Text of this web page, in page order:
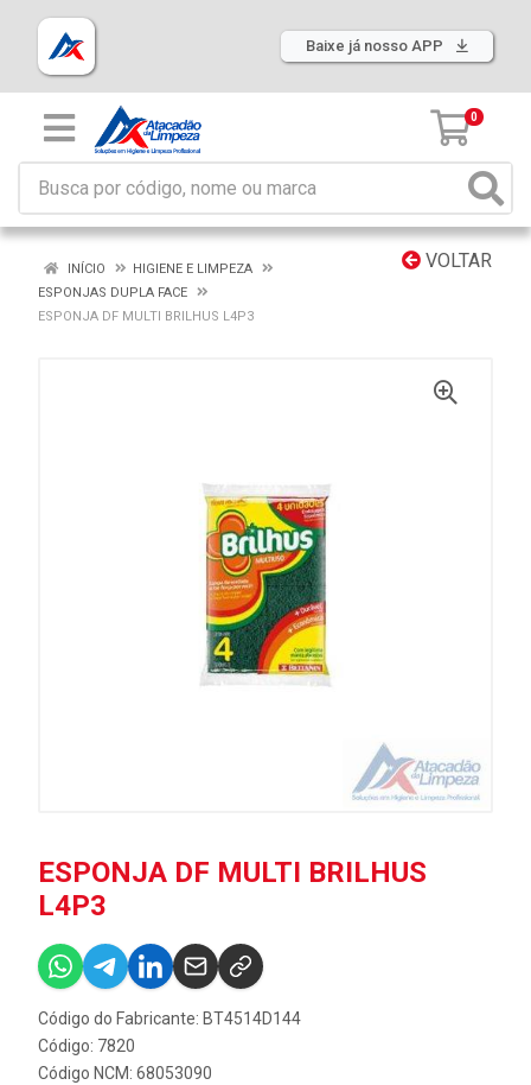
Baixe já nosso APP
0
VOLTAR
INÍCIO
HIGIENE E LIMPEZA
ESPONJAS DUPLA FACE
ESPONJA DF MULTI BRILHUS L4P3
ESPONJA DF MULTI BRILHUS
L4P3
Código do Fabricante: BT4514D144
Código: 7820
Código NCM: 68053090